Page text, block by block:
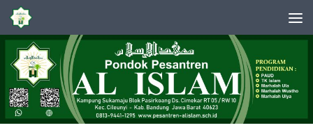
Skip to content